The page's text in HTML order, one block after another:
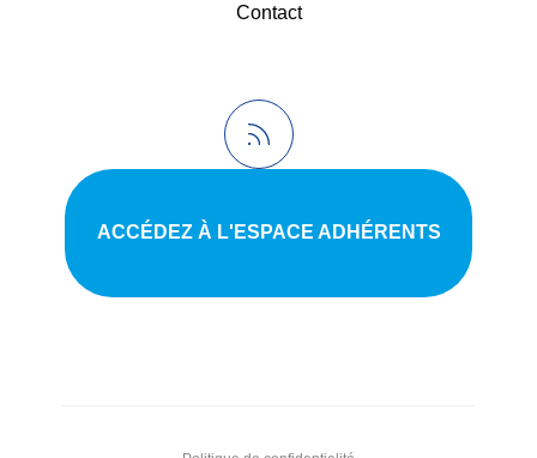
Contact
ACCÉDEZ À L'ESPACE ADHÉRENTS